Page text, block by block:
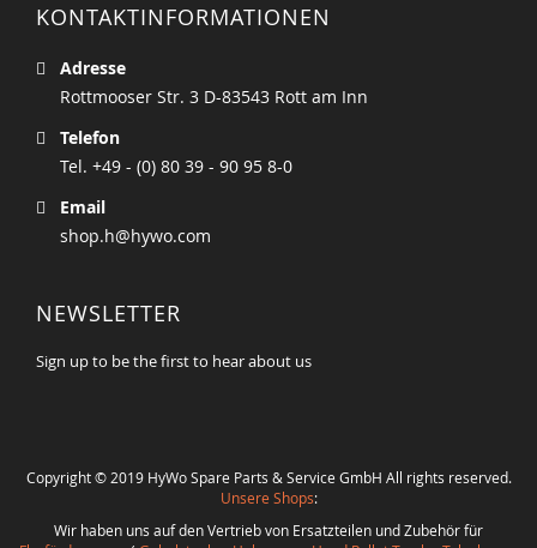
KONTAKTINFORMATIONEN
Adresse
Rottmooser Str. 3 D-83543 Rott am Inn
Telefon
Tel. +49 - (0) 80 39 - 90 95 8-0
Email
shop.h@hywo.com
NEWSLETTER
Sign up to be the first to hear about us
Copyright © 2019 HyWo Spare Parts & Service GmbH All rights reserved.
Unsere Shops:
Wir haben uns auf den Vertrieb von Ersatzteilen und Zubehör für